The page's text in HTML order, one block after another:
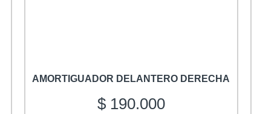
AMORTIGUADOR DELANTERO DERECHA
$190.000